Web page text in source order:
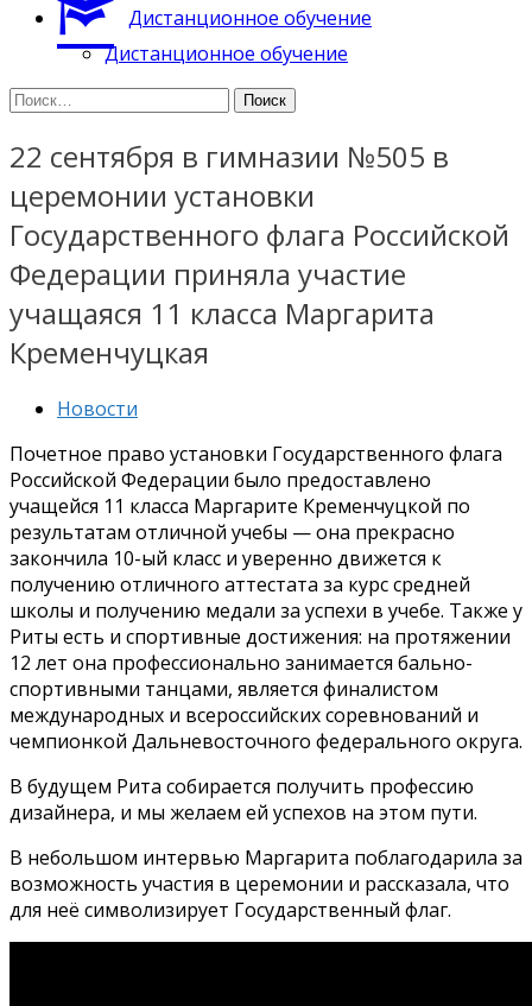
Дистанционное обучение
Дистанционное обучение
Найти:
22 сентября в гимназии №505 в
церемонии установки
Государственного флага Российской
Федерации приняла участие
учащаяся 11 класса Маргарита
Кременчуцкая
Новости
Почетное право установки Государственного флага
Российской Федерации было предоставлено
учащейся 11 класса Маргарите Кременчуцкой по
результатам отличной учебы — она прекрасно
закончила 10-ый класс и уверенно движется к
получению отличного аттестата за курс средней
школы и получению медали за успехи в учебе. Также у
Риты есть и спортивные достижения: на протяжении
12 лет она профессионально занимается бально-
спортивными танцами, является финалистом
международных и всероссийских соревнований и
чемпионкой Дальневосточного федерального округа.
В будущем Рита собирается получить профессию
дизайнера, и мы желаем ей успехов на этом пути.
В небольшом интервью Маргарита поблагодарила за
возможность участия в церемонии и рассказала, что
для неё символизирует Государственный флаг.